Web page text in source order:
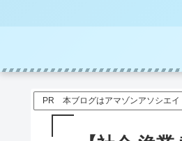
PR 本ブログはアマゾンアソシエイ